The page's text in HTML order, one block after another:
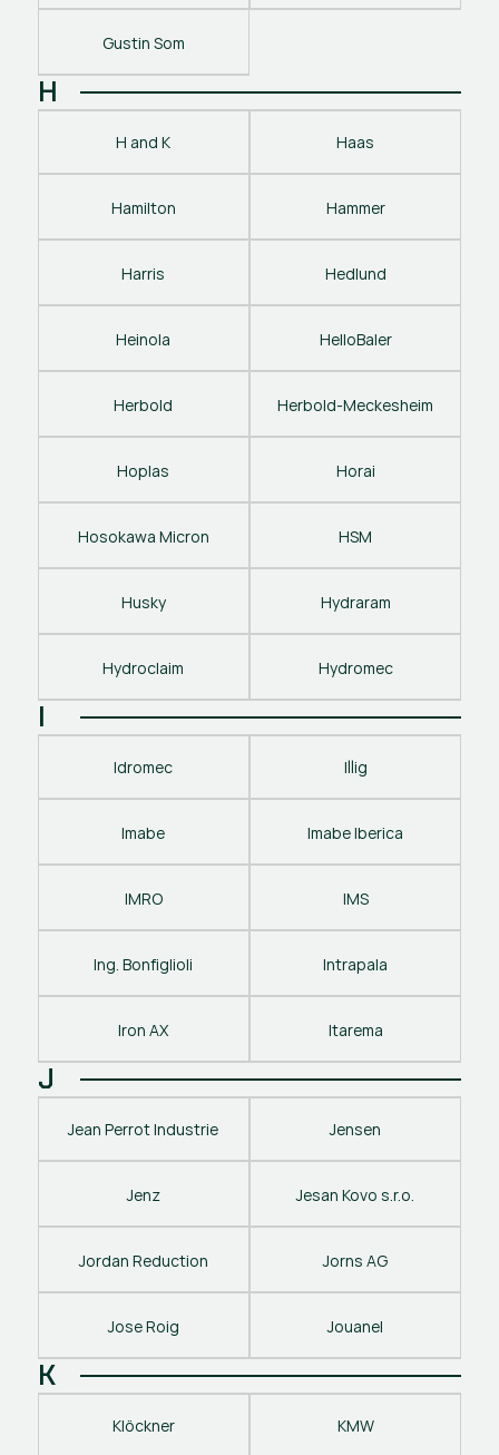
Gustin Som
H
H and K Haas
Hamilton Hammer
Harris Hedlund
Heinola HelloBaler
Herbold Herbold-Meckesheim
Hoplas Horai
Hosokawa Micron HSM
Husky Hydraram
Hydroclaim Hydromec
I
Idromec Illig
Imabe Imabe Iberica
IMRO IMS
Ing. Bonfiglioli Intrapala
Iron AX Itarema
J
Jean Perrot Industrie Jensen
Jenz Jesan Kovo s.r.o.
Jordan Reduction Jorns AG
Jose Roig Jouanel
K
Klöckner KMW